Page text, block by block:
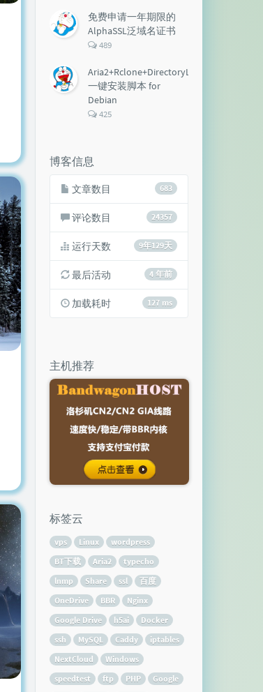
数：
免费申请一年期限的
AlphaSSL泛域名证书
评
数：
489
Aria2+Rclone+DirectoryLister+Aria2Ng
一键安装脚本 for
Debian
评
425
博客信息
683
文章数目
24357
评论数目
9年129天
运行天数
4 年前
最后活动
127 ms
加载耗时
主机推荐
标签云
vps Linux
wordpress
BT下载
Aria2
typecho
lnmp
Share ssl
百度
OneDrive
BBR
Nginx
Google Drive
h5ai
Docker
ssh
MySQL Caddy
iptables
NextCloud
Windows
speedtest
ftp PHP
Google